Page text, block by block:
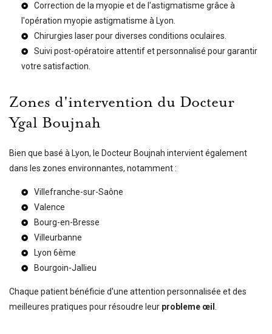
Correction de la myopie et de l'astigmatisme grâce à
l'opération myopie astigmatisme à Lyon
Chirurgies laser pour diverses conditions oculaires.
Suivi post-opératoire attentif et personnalisé pour garantir
votre satisfaction.
Zones d'intervention du Docteur
Ygal Boujnah
Bien que basé à Lyon, le Docteur Boujnah intervient également
dans les zones environnantes, notamment :
Villefranche-sur-Saône
Valence
Bourg-en-Bresse
Villeurbanne
Lyon 6ème
Bourgoin-Jallieu
Chaque patient bénéficie d'une attention personnalisée et des
meilleures pratiques pour résoudre leur probleme œil